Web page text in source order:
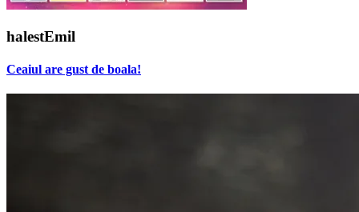
halestEmil
Ceaiul are gust de boala!